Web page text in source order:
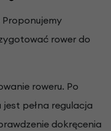
Proponujemy
rower do
roweru. Po
pełna regulacja
dokręcenia